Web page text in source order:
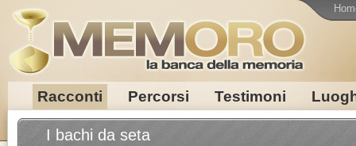
Racconti Percorsi Testimoni
I bachi da seta